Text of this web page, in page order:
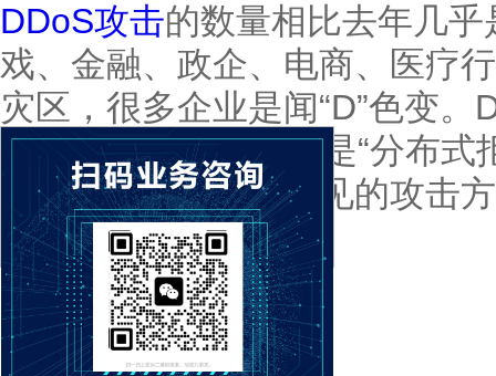
DDoS攻击的数量相比去年几
戏、金融、政企、电商、医疗
灾区，很多企业是闻“D”色变
of Service),中文翻译是“分布
的网络攻击手段，常见的攻击